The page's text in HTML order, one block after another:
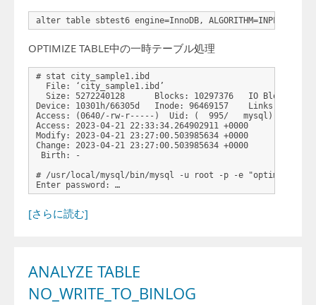
OPTIMIZE TABLE中の一時テーブル処理
# stat city_sample1.ibd
  File: ‘city_sample1.ibd’
Size: 5272240128      Blocks: 10297376   IO Block:
Device: 10301h/66305d   Inode: 96469157    Links: 1
Access: (0640/-rw-r-----)  Uid: (  995/   mysql)   Gid:
Access: 2023-04-21 22:33:34.264902911 +0000
Modify: 2023-04-21 23:27:00.503985634 +0000
Change: 2023-04-21 23:27:00.503985634 +0000
Birth: -
# /usr/local/mysql/bin/mysql -u root -p -e "optimize
Enter password: …
[さらに読む]
ANALYZE TABLE
NO_WRITE_TO_BINLOG